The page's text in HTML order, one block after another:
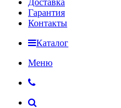
Доставка
Гарантия
Контакты
Каталог
Меню